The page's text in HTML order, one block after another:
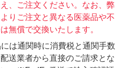
、ご注文ください。なお、弊
りご注文と異なる医薬品や不
無償で交換いたします。
は通関時に消費税と通関手数
送業者から直接のご請求とな